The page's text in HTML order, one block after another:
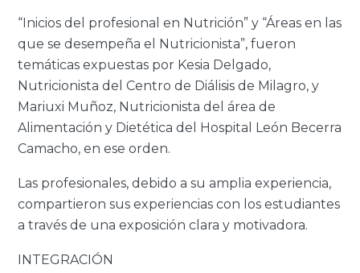
“Inicios del profesional en Nutrición” y “Áreas en las
que se desempeña el Nutricionista”, fueron
temáticas expuestas por Kesia Delgado,
Nutricionista del Centro de Diálisis de Milagro, y
Mariuxi Muñoz, Nutricionista del área de
Alimentación y Dietética del Hospital León Becerra
Camacho, en ese orden.
Las profesionales, debido a su amplia experiencia,
compartieron sus experiencias con los estudiantes
a través de una exposición clara y motivadora.
INTEGRACIÓN